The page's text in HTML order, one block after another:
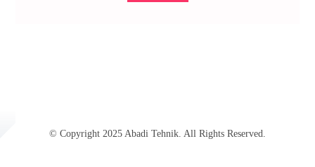
© Copyright 2025 Abadi Tehnik. All Rights Reserved.